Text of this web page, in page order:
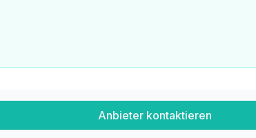
Anbieter kontaktieren